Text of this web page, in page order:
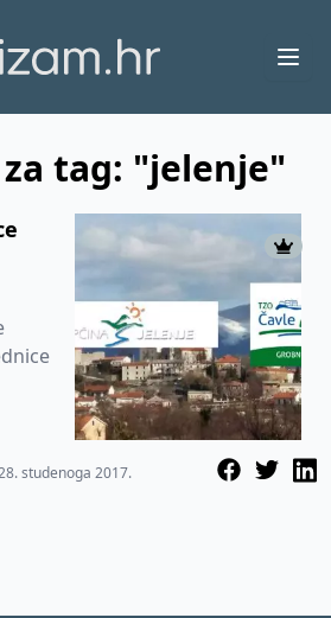
tag: "jelenje"
studenoga 2017.